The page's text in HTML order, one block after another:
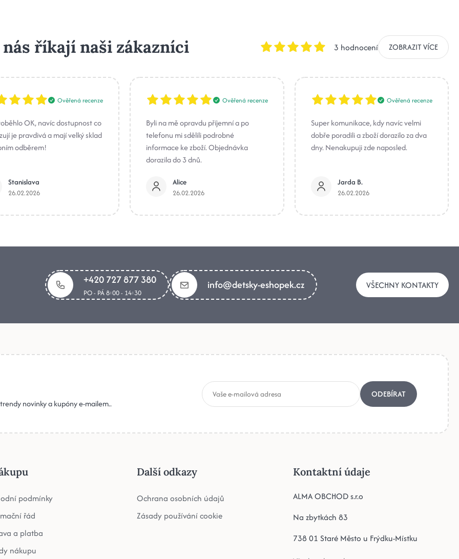
nás říkají naši zákazníci 3 hodnocení ZOBRAZIT VÍCE
Ověřená recenze
OK, navíc dostupnost co
je pravdivá a mají velký sklad
odběrem!
Stanislava
26.02.2026
Ověřená recenze
Byli na mě opravdu příjemní a po
telefonu mi sdělili podrobné
informace ke zboží. Objednávka
dorazila do 3 dnů.
Alice
26.02.2026
Ověřená recenze
Super komunikace, kdy navíc velmi
dobře poradili a zboží dorazilo za dva
dny. Nenakupuji zde naposled.
Jarda B.
26.02.2026
+420 727 877 380
PO - PÁ 8:00 - 14:30
info@detsky-eshopek.cz VŠECHNY KONTAKTY
novinky a kupóny e-mailem..
ODEBÍRAT
podmínky
řád
a platba
nákupu
Další odkazy
Ochrana osobních údajů
Zásady používání cookie
Kontaktní údaje
ALMA OBCHOD s.r.o
Na zbytkách 83
738 01 Staré Město u Frýdku-Místku